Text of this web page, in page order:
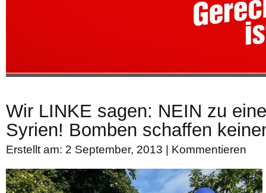
Wir LINKE sagen: NEIN zu
Syrien! Bomben schaffen
Erstellt am: 2 September, 2013 | Kommentieren